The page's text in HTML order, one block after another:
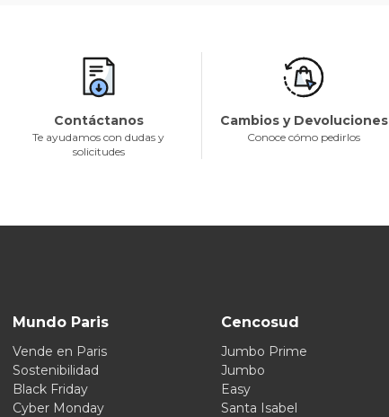
Contáctanos
Te ayudamos con dudas y
solicitudes
Cambios y Devoluciones
Conoce cómo pedirlos
Mundo Paris
Vende en Paris
Sostenibilidad
Black Friday
Cyber Monday
Cencosud
Jumbo Prime
Jumbo
Easy
Santa Isabel